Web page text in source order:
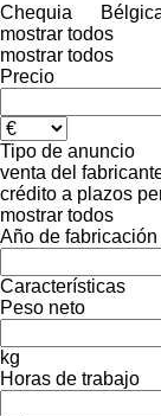
Chequia
mostrar todos
mostrar todos
Precio
Tipo de anuncio
venta del
crédito a plazos
mostrar todos
Año de fabricación
Características
Peso neto
kg
Horas de trabajo